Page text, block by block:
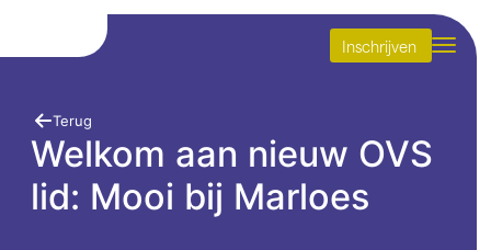
Inschrijven
Terug
Welkom aan nieuw OVS
lid: Mooi bij Marloes